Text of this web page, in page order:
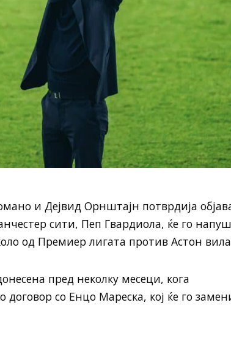
и Дејвид Орнштајн потврдија
сити, Пеп Гвардиола, ќе го
од Премиер лигата против Астон
пред неколку месеци, кога
со Енцо Мареска, кој ќе го